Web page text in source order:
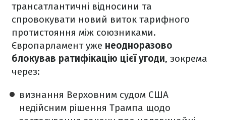
трансатлантичні відносини та
спровокувати новий виток тарифного
протистояння між союзниками.
Європарламент уже неодноразово
блокував ратифікацію цієї угоди, зокрема
через:
визнання Верховним судом США
недійсним рішення Трампа щодо